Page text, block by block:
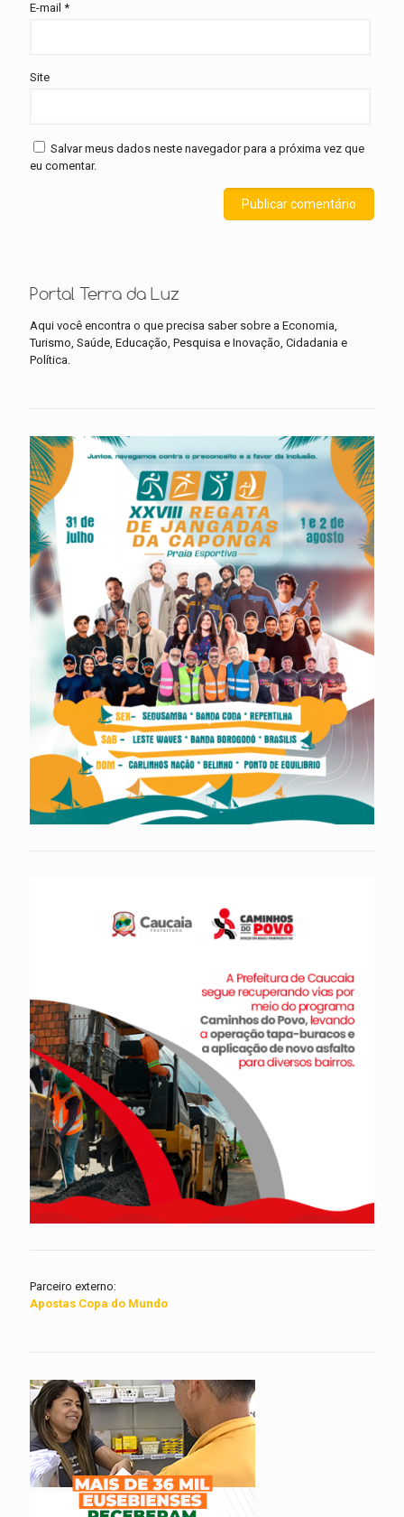
E-mail *
Site
Salvar meus dados neste navegador para a próxima vez que
eu comentar.
Portal Terra da Luz
Aqui você encontra o que precisa saber sobre a Economia,
Turismo, Saúde, Educação, Pesquisa e Inovação, Cidadania e
Política.
Parceiro externo:
Apostas Copa do Mundo